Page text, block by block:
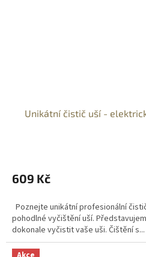
Unikátní čistič uší -
609 Kč
Poznejte unikátní profesionální
pohodlné vyčištění uší.
dokonale vyčistit vaše uši. Čištění s...